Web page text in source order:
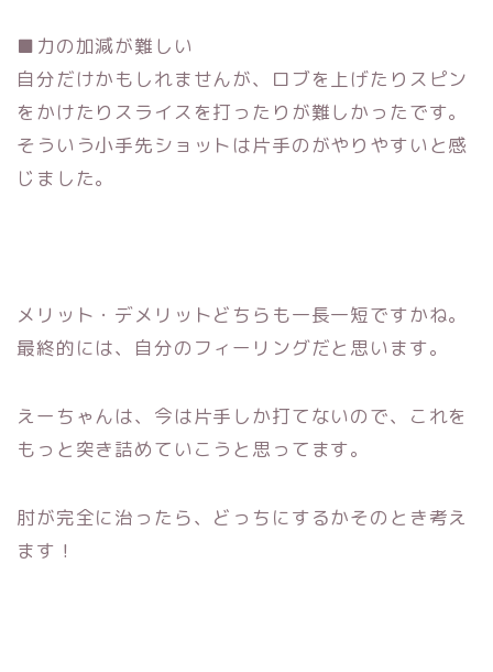
■力の加減が難しい
自分だけかもしれませんが、 ロブを上げたりスピン
をかけたりスライスを打ったりが難しかったです。
そういう小手先ショットは片手のがやりやすいと感
じました。
メリット・デメリットどちらも一長一短ですかね。
最終的には、 自分のフィーリングだと思います。
えーちゃんは、今は片手しか打てないので、 これを
もっと突き詰めていこうと思ってます。
肘が完全に治ったら、どっちにするかそのとき考え
ます！